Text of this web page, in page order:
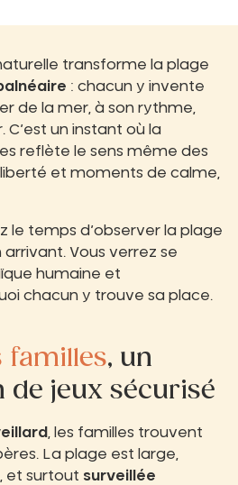
transforme la plage
: chacun y invente
de la mer, à son rythme,
C’est un instant où la
reflète le sens même des
et moments de calme,
le temps d’observer la plage
Vous verrez se
humaine et
chacun y trouve sa place.
familles, un
de jeux sécurisé
, les familles trouvent
La plage est large,
et surtout surveillée